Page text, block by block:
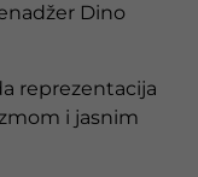
Dino
reprezentacija
i jasnim